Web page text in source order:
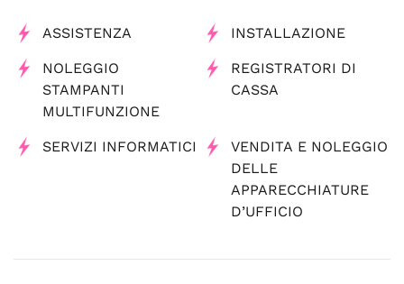
ASSISTENZA INSTALLAZIONE
NOLEGGIO
STAMPANTI
MULTIFUNZIONE
REGISTRATORI DI
CASSA
SERVIZI INFORMATICI
VENDITA E NOLEGGIO
DELLE
APPARECCHIATURE
D’UFFICIO